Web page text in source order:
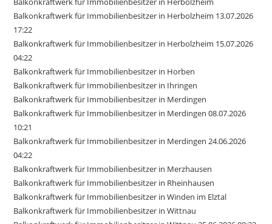
Balkonkraftwerk für Immobilienbesitzer in Herbolzheim 13.07.2026
17:22
Balkonkraftwerk für Immobilienbesitzer in Herbolzheim 15.07.2026
04:22
Balkonkraftwerk für Immobilienbesitzer in Horben
Balkonkraftwerk für Immobilienbesitzer in Ihringen
Balkonkraftwerk für Immobilienbesitzer in Merdingen
Balkonkraftwerk für Immobilienbesitzer in Merdingen 08.07.2026
10:21
Balkonkraftwerk für Immobilienbesitzer in Merdingen 24.06.2026
04:22
Balkonkraftwerk für Immobilienbesitzer in Merzhausen
Balkonkraftwerk für Immobilienbesitzer in Rheinhausen
Balkonkraftwerk für Immobilienbesitzer in Winden im Elztal
Balkonkraftwerk für Immobilienbesitzer in Wittnau